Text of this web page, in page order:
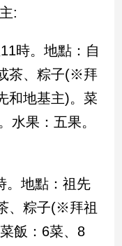
:
時。地點：自
茶、粽子(※拜
和地基主)。菜
水果：五果。
。地點：祖先
、粽子(※拜祖
飯：6菜、8